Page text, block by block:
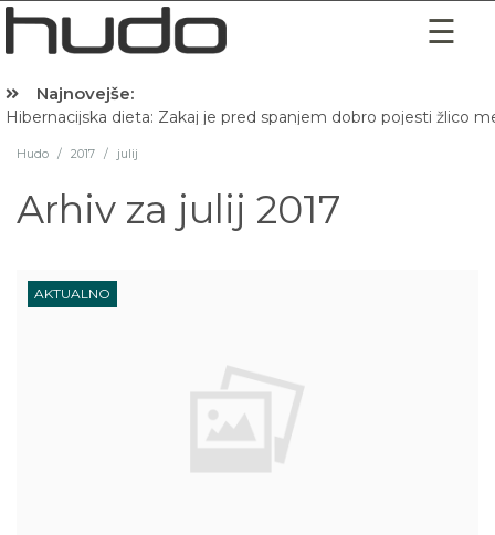
Najnovejše:
Hibernacijska dieta: Zakaj je pred spanjem dobro pojesti žlico
Hudo / 2017 / julij
Arhiv za julij 2017
AKTUALNO